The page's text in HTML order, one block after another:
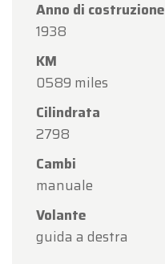
Anno di costruzione
1938
KM
0589 miles
Cilindrata
2798
Cambi
manuale
Volante
guida a destra